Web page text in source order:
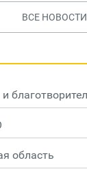
ВСЕ НОВОСТИ
область